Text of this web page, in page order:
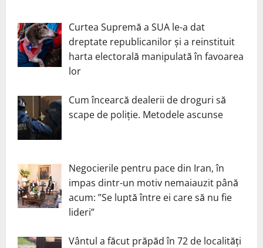
Curtea Supremă a SUA le-a dat
dreptate republicanilor și a reinstituit
harta electorală manipulată în favoarea
lor
Cum încearcă dealerii de droguri să
scape de poliție. Metodele ascunse
Negocierile pentru pace din Iran, în
impas dintr-un motiv nemaiauzit până
acum: ”Se luptă între ei care să nu fie
lideri”
Vântul a făcut prăpăd în 72 de localități